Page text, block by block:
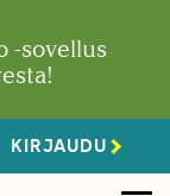
-sovellus
KIRJAUDU